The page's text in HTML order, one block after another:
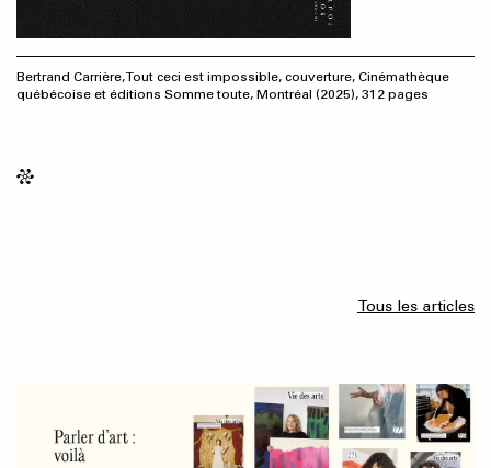
Bertrand Carrière, Tout ceci est impossible, couverture, Cinémathèque
québécoise et éditions Somme toute, Montréal (2025), 312 pages
Tous les articles